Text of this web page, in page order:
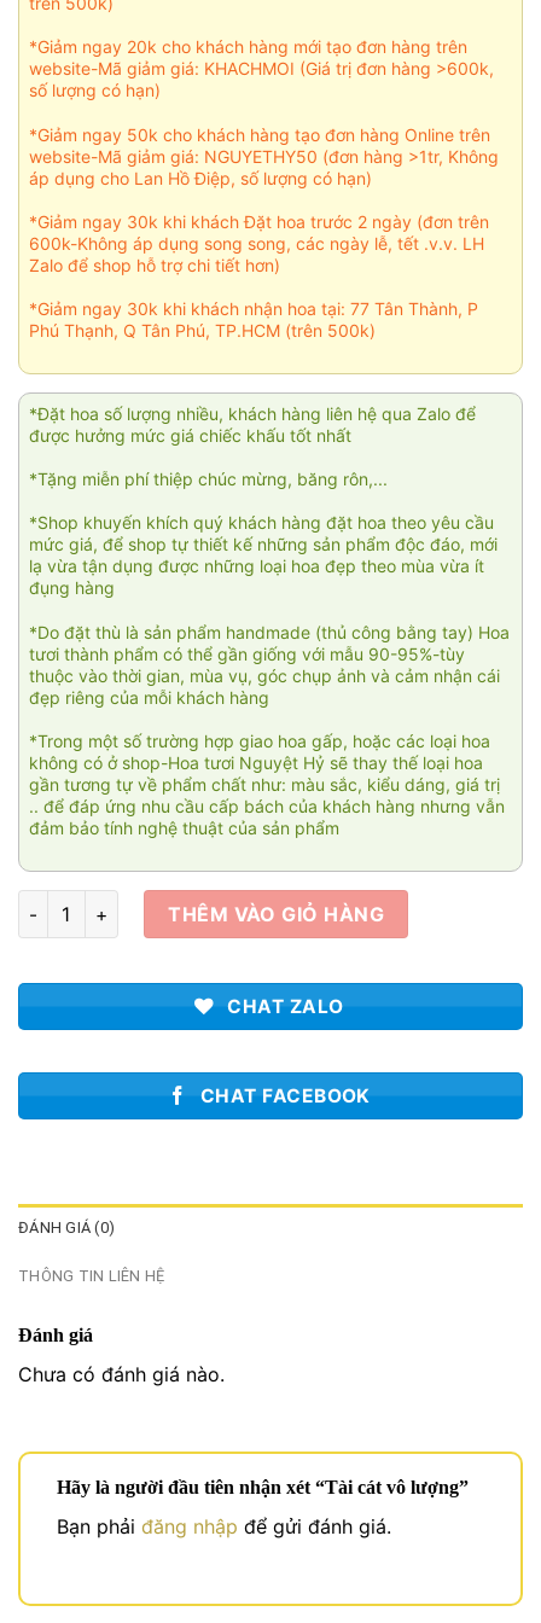
*Giảm ngay 20k cho khách hàng mới tạo đơn hàng trên
website-Mã giảm giá: KHACHMOI (Giá trị đơn hàng >600k,
số lượng có hạn)
*Giảm ngay 50k cho khách hàng tạo đơn hàng Online trên
website-Mã giảm giá: NGUYETHY50 (đơn hàng >1tr, Không
áp dụng cho Lan Hồ Điệp, số lượng có hạn)
*Giảm ngay 30k khi khách Đặt hoa trước 2 ngày (đơn trên
600k-Không áp dụng song song, các ngày lễ, tết .v.v. LH
Zalo để shop hỗ trợ chi tiết hơn)
*Giảm ngay 30k khi khách nhận hoa tại: 77 Tân Thành, P
Phú Thạnh, Q Tân Phú, TP.HCM (trên 500k)
*Đặt hoa số lượng nhiều, khách hàng liên hệ qua Zalo để
được hưởng mức giá chiếc khấu tốt nhất
*Tặng miễn phí thiệp chúc mừng, băng rôn,...
*Shop khuyến khích quý khách hàng đặt hoa theo yêu cầu
mức giá, để shop tự thiết kế những sản phẩm độc đáo, mới
lạ vừa tận dụng được những loại hoa đẹp theo mùa vừa ít
đụng hàng
*Do đặt thù là sản phẩm handmade (thủ công bằng tay) Hoa
tươi thành phẩm có thể gần giống với mẫu 90-95%-tùy
thuộc vào thời gian, mùa vụ, góc chụp ảnh và cảm nhận cái
đẹp riêng của mỗi khách hàng
*Trong một số trường hợp giao hoa gấp, hoặc các loại hoa
không có ở shop-Hoa tươi Nguyệt Hỷ sẽ thay thế loại hoa
gần tương tự về phẩm chất như: màu sắc, kiểu dáng, giá trị
.. để đáp ứng nhu cầu cấp bách của khách hàng nhưng vẫn
đảm bảo tính nghệ thuật của sản phẩm
Tài cát vô lượng số lượngTHÊM VÀO GIỎ HÀNG
CHAT ZALO
CHAT FACEBOOK
ĐÁNH GIÁ (0)
THÔNG TIN LIÊN HỆ
Đánh giá
Chưa có đánh giá nào.
Hãy là người đầu tiên nhận xét “Tài cát vô lượng”
Bạn phải đăng nhập để gửi đánh giá.